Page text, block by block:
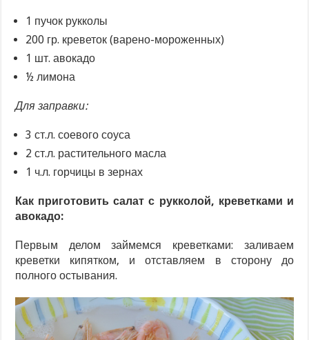
1 пучок рукколы
200 гр. креветок (варено-мороженных)
1 шт. авокадо
½ лимона
Для заправки:
3 ст.л. соевого соуса
2 ст.л. растительного масла
1 ч.л. горчицы в зернах
Как приготовить салат с рукколой, креветками и
авокадо:
Первым делом займемся креветками: заливаем
креветки кипятком, и отставляем в сторону до
полного остывания.